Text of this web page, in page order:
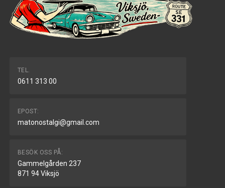
TEL.
0611 313 00
EPOST:
matonostalgi@gmail.com
BESÖK OSS PÅ:
Gammelgården 237
871 94 Viksjö